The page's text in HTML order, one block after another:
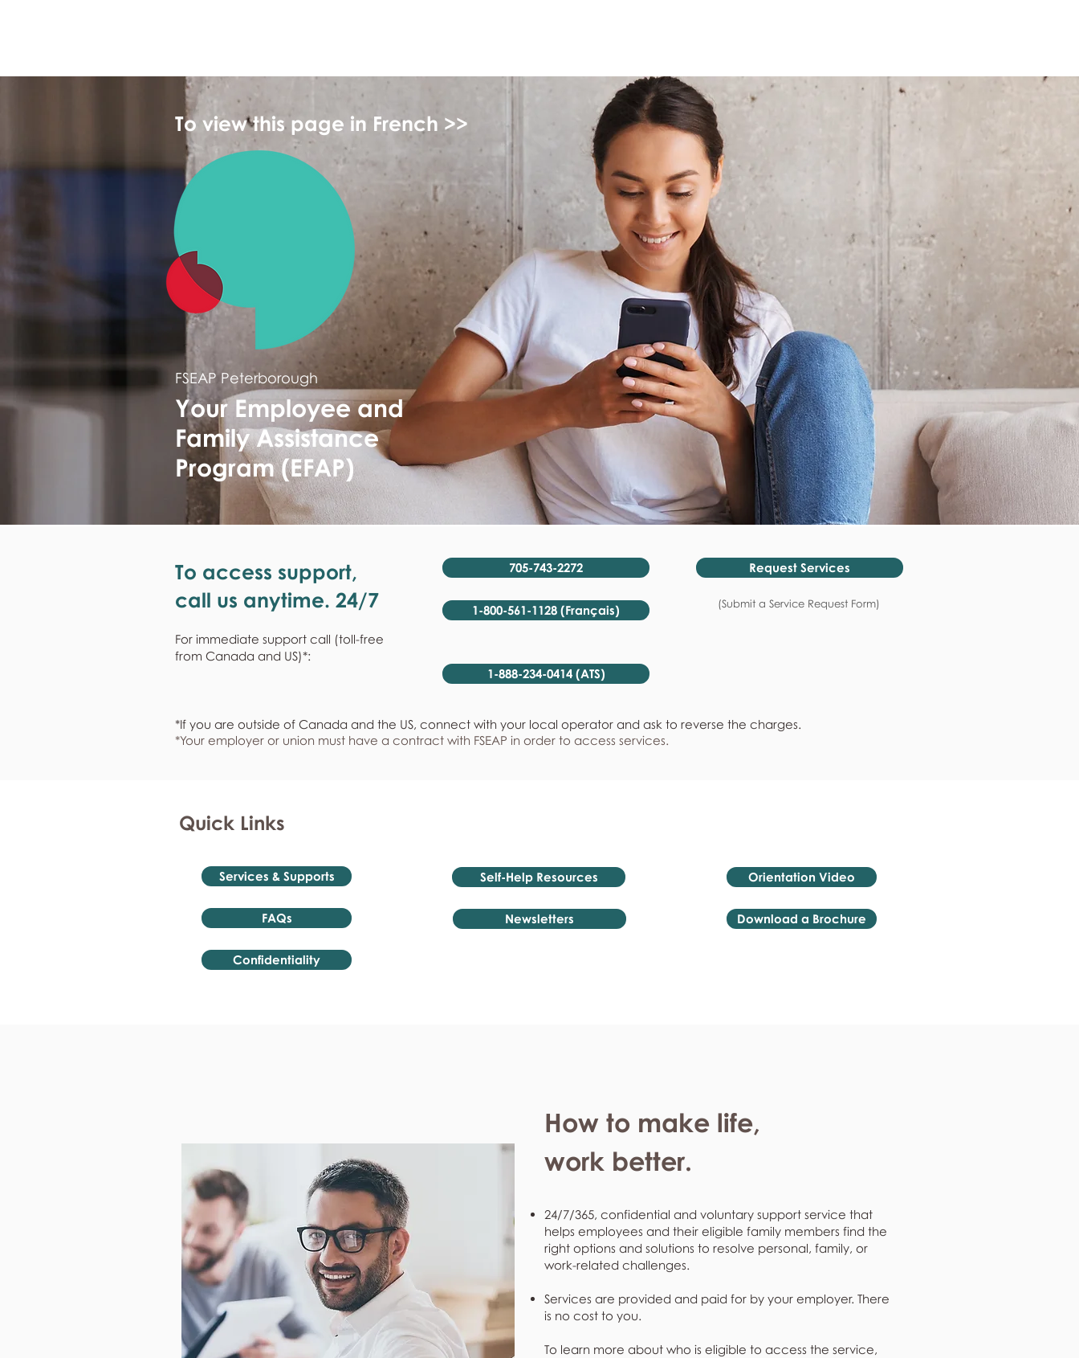
To view this page in French >>
FSEAP Peterborough
Your Employee and
Family Assistance
Program (EFAP)
To access support,
call us anytime. 24/7
For immediate support call (toll-free
from Canada and US)*:
705-743-2272
1-800-561-1128 (Français)
1-888-234-0414 (ATS)
Request Services
(Submit a Service Request Form)
*If you are outside of Canada and the US, connect with your local operator and ask to reverse the charges.
*Your employer or union must have a contract with FSEAP in order to access services.
Quick Links
Services & Supports
FAQs
Confidentiality
Self-Help Resources
Newsletters
Orientation Video
Download a Brochure
How to make life,
work better.
24/7/365, confidential and voluntary support service that
helps employees and their eligible family members find the
right options and solutions to resolve personal, family, or
work-related challenges.
Services are provided and paid for by your employer. There
is no cost to you.
To learn more about who is eligible to access the service,